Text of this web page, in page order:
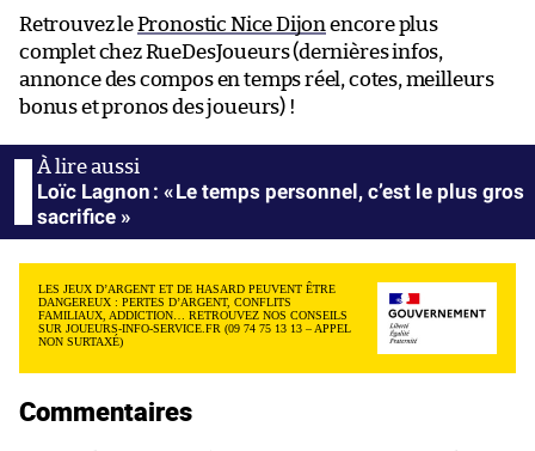
Retrouvez lePronostic Nice Dijon encore plus
complet chez RueDesJoueurs (dernières infos,
annonce des compos en temps réel, cotes, meilleurs
bonus et pronos des joueurs) !
Loïc Lagnon : « Le temps personnel, c’est le plus gros
sacrifice »
LES JEUX D’ARGENT ET DE HASARD PEUVENT ÊTRE
DANGEREUX : PERTES D’ARGENT, CONFLITS
FAMILIAUX, ADDICTION… RETROUVEZ NOS CONSEILS
SUR JOUEURS-INFO-SERVICE.FR (09 74 75 13 13 – APPEL
NON SURTAXÉ)
Commentaires